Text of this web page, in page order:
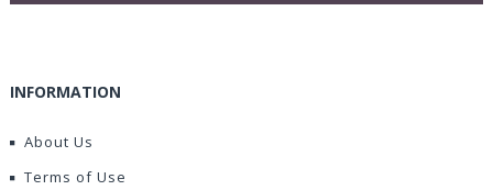
INFORMATION
About Us
Terms of Use